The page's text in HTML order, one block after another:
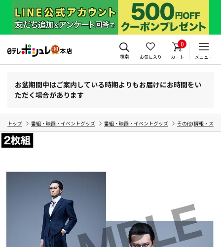
検索 お気に入り
0
カート メニュー
お盆期間中はご案内している時期よりもお届けにお時間をい
ただく場合があります
トップ 番組・映画・イベントグッズ 番組・映画・イベントグッズ その他(情報・スポ